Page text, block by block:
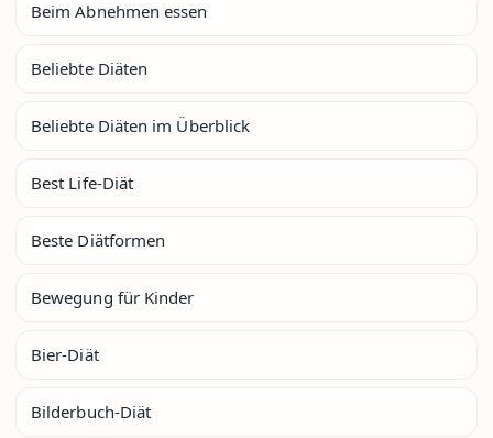
Beim Abnehmen essen
Beliebte Diäten
Beliebte Diäten im Überblick
Best Life-Diät
Beste Diätformen
Bewegung für Kinder
Bier-Diät
Bilderbuch-Diät